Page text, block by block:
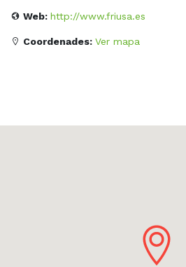
Web: http://www.friusa.es
Coordenades: Ver mapa